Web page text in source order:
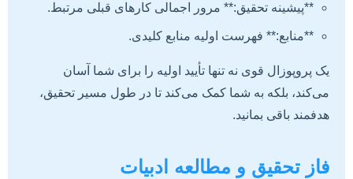
**پیشینه تحقیق:** مرور اجمالی کارهای قبلی مرتبط.
**منابع:** فهرست اولیه منابع کلیدی.
یک پروپوزال قوی نه تنها تأیید اولیه را برای شما آسان
می‌کند، بلکه به شما کمک می‌کند تا در طول مسیر تحقیق،
هدفمند باقی بمانید.
فاز تحقیق و مطالعه ادبیات